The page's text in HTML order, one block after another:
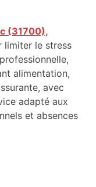
(31700),
limiter le stress
alimentation,
avec
adapté aux
et absences